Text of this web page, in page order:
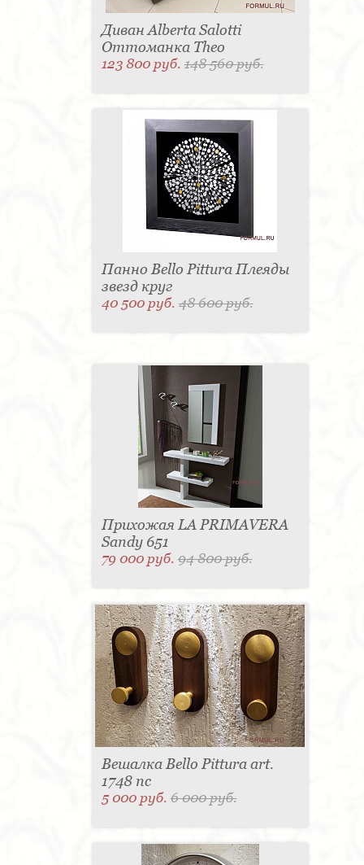
Диван Alberta Salotti
Оттоманка Theo
123 800 руб.148 560 руб.
Панно Bello Pittura Плеяды
звезд круг
40 500 руб.48 600 руб.
Прихожая LA PRIMAVERA
Sandy 651
79 000 руб.94 800 руб.
Вешалка Bello Pittura art.
1748 nc
5 000 руб.6 000 руб.